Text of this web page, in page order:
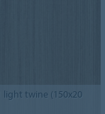
light twine (150x20